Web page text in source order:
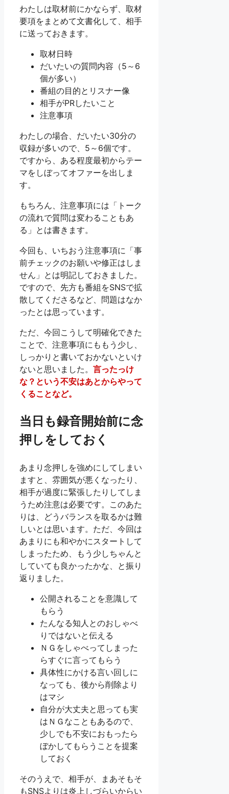
わたしは取材前にかならず、取材
要項をまとめて文書化して、相手
に送っておきます。
取材日時
だいたいの質問内容（5～6
個が多い）
番組の目的とリスナー像
相手がPRしたいこと
注意事項
わたしの場合、だいたい30分の
収録が多いので、5～6個です。
ですから、ある程度最初からテー
マをしぼってオファーを出しま
す。
もちろん、注意事項には「トーク
の流れで質問は変わることもあ
る」とは書きます。
今回も、いちおう注意事項に「事
前チェックのお願いや修正はしま
せん」とは明記しておきました。
ですので、先方も番組をSNSで拡
散してくださるなど、問題はなか
ったとは思っています。
ただ、今回こうして明確化できた
ことで、注意事項にももう少し、
しっかりと書いておかないといけ
ないと思いました。 言ったっけ
な？という不安はあとからやって
くることなど。
当日も録音開始前に念
押しをしておく
あまり念押しを強めにしてしまい
ますと、雰囲気が悪くなったり、
相手が過度に緊張したりしてしま
うため注意は必要です。このあた
りは、どうバランスを取るかは難
しいとは思います。ただ、今回は
あまりにも和やかにスタートして
しまったため、もう少しちゃんと
していても良かったかな、と振り
返りました。
公開されることを意識して
もらう
たんなる知人とのおしゃべ
りではないと伝える
ＮＧをしゃべってしまった
らすぐに言ってもらう
具体性にかける言い回しに
なっても、後から削除より
はマシ
自分が大丈夫と思っても実
はＮＧなこともあるので、
少しでも不安におもったら
ぼかしてもらうことを提案
しておく
そのうえで、相手が、まあそもそ
もSNSよりは炎上しづらいからい